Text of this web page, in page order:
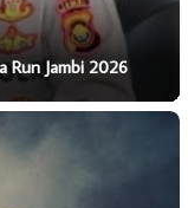
Run Jambi 2026